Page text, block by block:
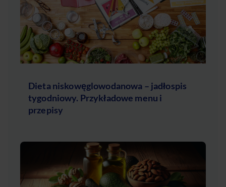
Dieta niskowęglowodanowa – jadłospis
tygodniowy. Przykładowe menu i
przepisy